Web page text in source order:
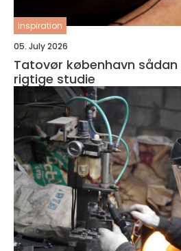
inspiration
05. July 2026
Tatovør københavn sådan finder du det
rigtige studie